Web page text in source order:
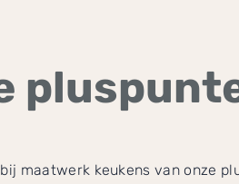
maatwerk keukens van onze